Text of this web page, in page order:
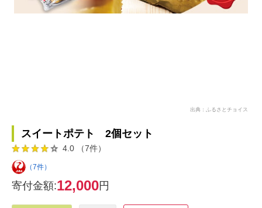
出典：ふるさとチョイス
スイートポテト 2個セット
4.0 （7件）
（7件）
寄付金額:12,000円